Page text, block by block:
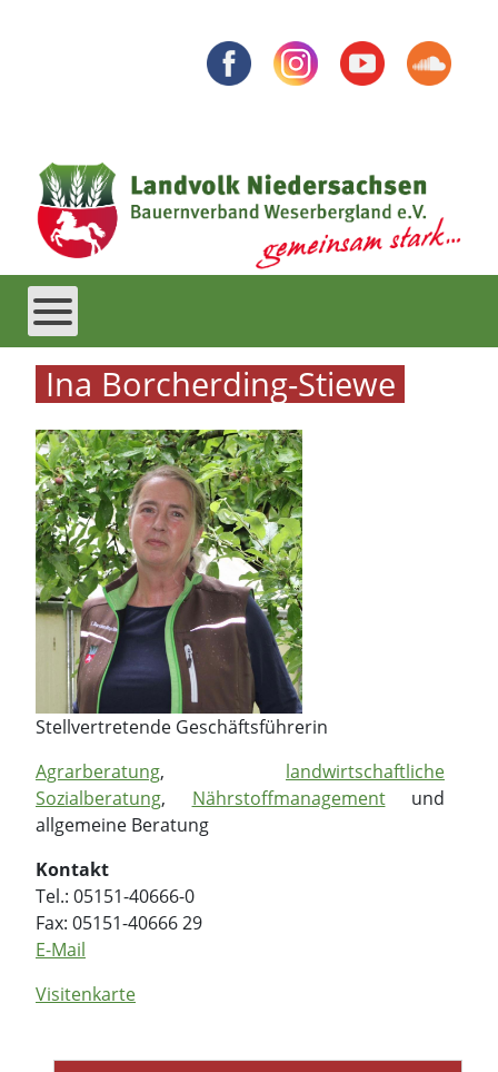
Ina Borcherding-Stiewe
Stellvertretende Geschäftsführerin
Agrarberatung, landwirtschaftliche
Sozialberatung, Nährstoffmanagementund
allgemeine Beratung
Kontakt
Tel.: 05151-40666-0
Fax: 05151-40666 29
E-Mail
Visitenkarte